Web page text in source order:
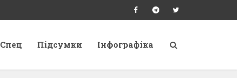
Спец Підсумки Інфографіка